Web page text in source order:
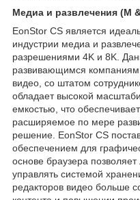
Медиа и развлечения (M
EonStor CS является
индустрии медиа и
разрешениями 4K и 8K.
развивающимся
видео, со штатом
обладает высокой
емкостью, что
расширяемое по мере
решение. EonStor CS
обеспечением для
основе браузера позволяет
управлять системой
редакторов видео больше